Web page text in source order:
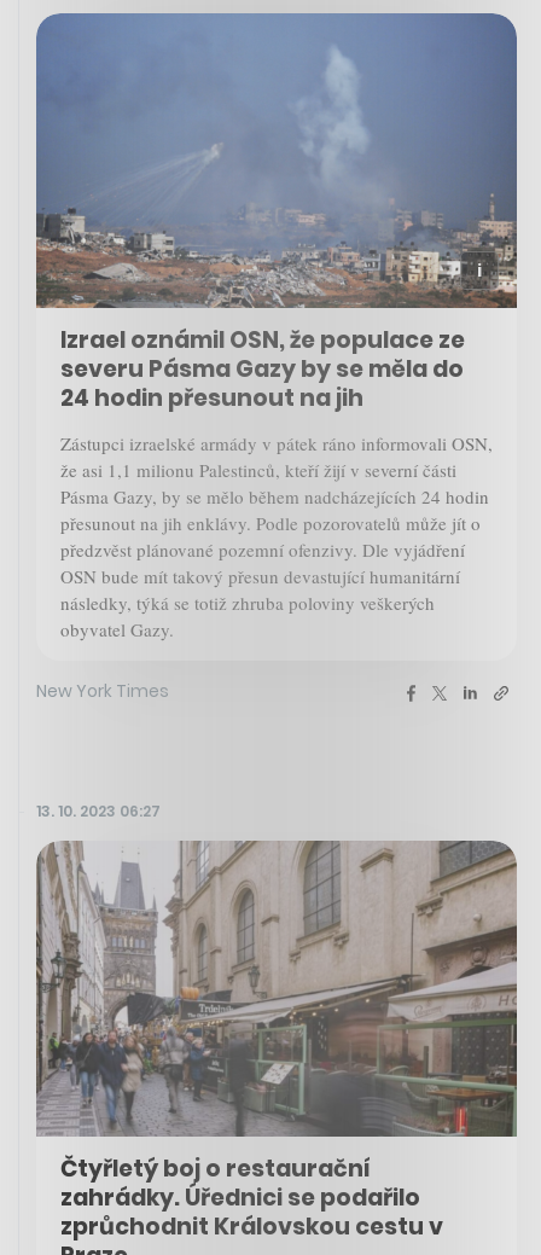
Izrael oznámil OSN, že populace ze
severu Pásma Gazy by se měla do
24 hodin přesunout na jih
Zástupci izraelské armády v pátek ráno informovali OSN,
že asi 1,1 milionu Palestinců, kteří žijí v severní části
Pásma Gazy, by se mělo během nadcházejících 24 hodin
přesunout na jih enklávy. Podle pozorovatelů může jít o
předzvěst plánované pozemní ofenzivy. Dle vyjádření
OSN bude mít takový přesun devastující humanitární
následky, týká se totiž zhruba poloviny veškerých
obyvatel Gazy.
New York Times
13. 10. 2023 06:27
Čtyřletý boj o restaurační
zahrádky. Úřednici se podařilo
zprůchodnit Královskou cestu v